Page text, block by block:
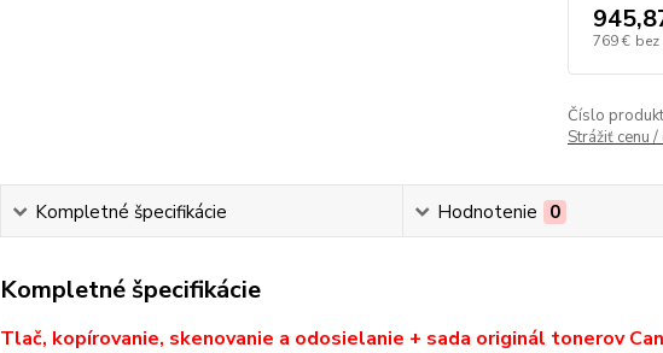
769 € bez
Číslo
Strážiť cenu
Kompletné špecifikácie Hodnotenie 0
Kompletné špecifikácie
Tlač, kopírovanie, skenovanie a odosielanie + sada originál tonerov